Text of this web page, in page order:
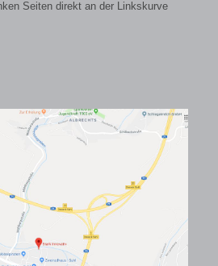
Seiten direkt an der Linkskurve